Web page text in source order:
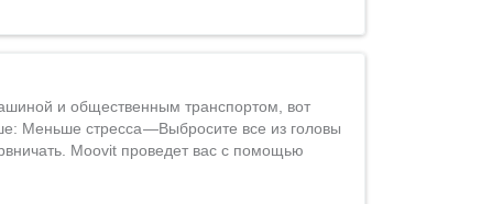
и общественным транспортом, вот
Меньше стресса —Выбросите все из головы
Moovit проведет вас с помощью